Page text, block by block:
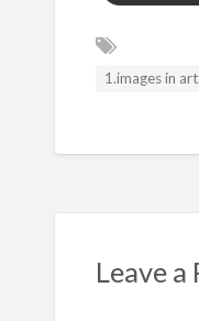
1.images in
Leave a